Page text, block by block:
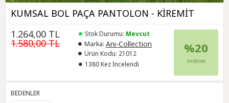
KUMSAL BOL PAÇA PANTOLON - KİREMİT
1.264,00 TL
1.580,00 TL
Stok Durumu: Mevcut
Marka: Anı-Collection
Ürün Kodu: 21012
1380 Kez İncelendi
%20
indirim
BEDENLER